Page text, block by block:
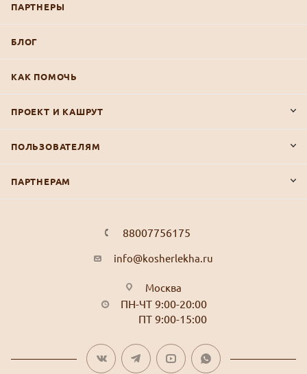
ПАРТНЕРЫ
БЛОГ
КАК ПОМОЧЬ
ПРОЕКТ И КАШРУТ
ПОЛЬЗОВАТЕЛЯМ
ПАРТНЕРАМ
88007756175
info@kosherlekha.ru
Москва
ПН-ЧТ 9:00-20:00
ПТ 9:00-15:00